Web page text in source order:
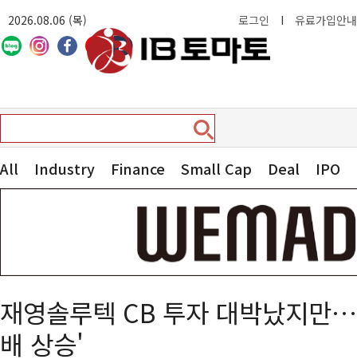
2026.08.06 (목) 로그인 I 유료가입안내
All Industry Finance Small Cap Deal IPO
재영솔루텍 CB 투자 대박났지만
배 상승'